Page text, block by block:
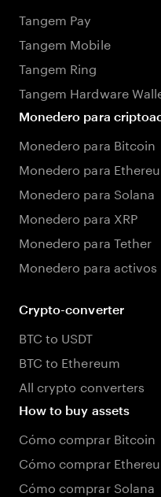
Tangem Pay
Tangem Mobile
Tangem Ring
Tangem Hardware
Monedero para
Monedero para Bitcoin
Monedero para
Monedero para Solana
Monedero para XRP
Monedero para Tether
Monedero para activos
Crypto-converter
BTC to USDT
BTC to Ethereum
All crypto converters
How to buy assets
Cómo comprar Bitcoin
Cómo comprar
Cómo comprar Solana